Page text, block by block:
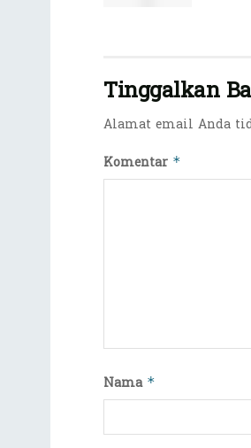
Tinggalkan
Alamat email Anda
Komentar *
Nama *